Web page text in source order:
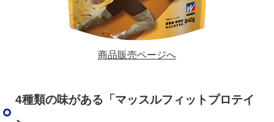
商品販売ページへ
4種類の味がある「マッスルフィットプロテイ